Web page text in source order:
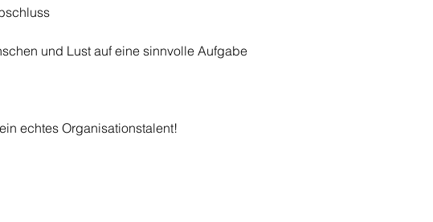
und Lust auf eine sinnvolle Aufgabe
echtes Organisationstalent!